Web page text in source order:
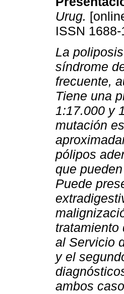
Urug.
ISSN 1688-
La
síndrome
frecuente,
Tiene una
1:17.000 y
mutación
pólipos
que
Puede
tratamiento
al Servicio
y el
ambos